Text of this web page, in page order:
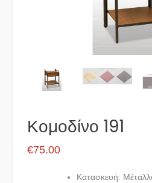
Κομοδίνο 191
€75.00
Κατασκευή: